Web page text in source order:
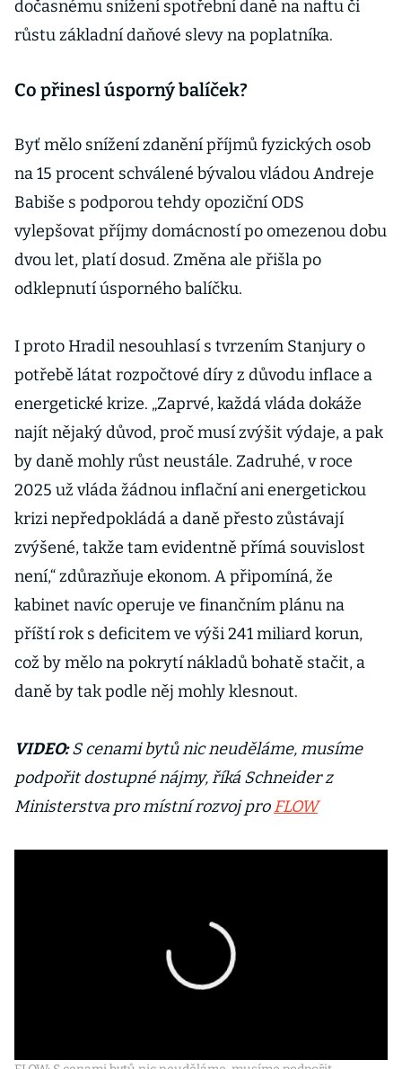
dočasnému snížení spotřební daně na naftu či
růstu základní daňové slevy na poplatníka.
Co přinesl úsporný balíček?
Byť mělo snížení zdanění příjmů fyzických osob
na 15 procent schválené bývalou vládou Andreje
Babiše s podporou tehdy opoziční ODS
vylepšovat příjmy domácností po omezenou dobu
dvou let, platí dosud. Změna ale přišla po
odklepnutí úsporného balíčku.
I proto Hradil nesouhlasí s tvrzením Stanjury o
potřebě látat rozpočtové díry z důvodu inflace a
energetické krize. „Zaprvé, každá vláda dokáže
najít nějaký důvod, proč musí zvýšit výdaje, a pak
by daně mohly růst neustále. Zadruhé, v roce
2025 už vláda žádnou inflační ani energetickou
krizi nepředpokládá a daně přesto zůstávají
zvýšené, takže tam evidentně přímá souvislost
není,“ zdůrazňuje ekonom. A připomíná, že
kabinet navíc operuje ve finančním plánu na
příští rok s deficitem ve výši 241 miliard korun,
což by mělo na pokrytí nákladů bohatě stačit, a
daně by tak podle něj mohly klesnout.
VIDEO:S cenami bytů nic neuděláme, musíme
podpořit dostupné nájmy, říká Schneider z
Ministerstva pro místní rozvoj proFLOW